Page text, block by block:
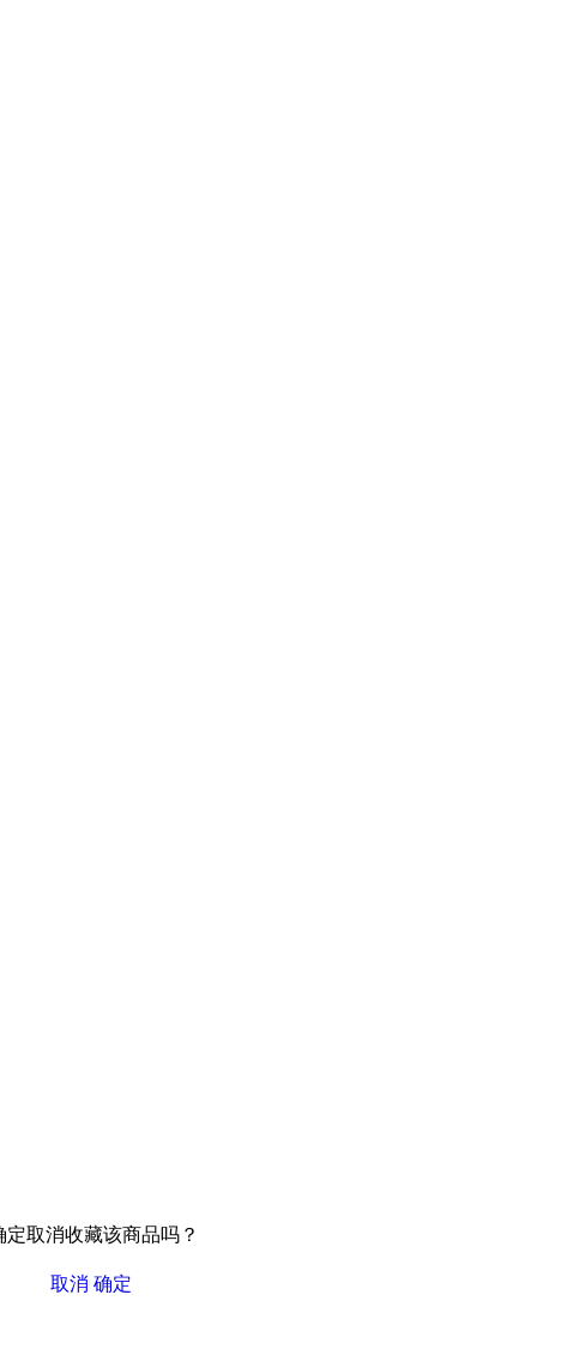
定取消收藏该商品吗？
取消 确定